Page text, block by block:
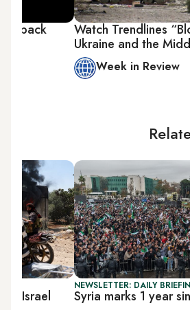
Watch Trendlines
Ukraine and the
Week in Review
NEWSLETTER: DAILY
Syria marks 1 year
Israel